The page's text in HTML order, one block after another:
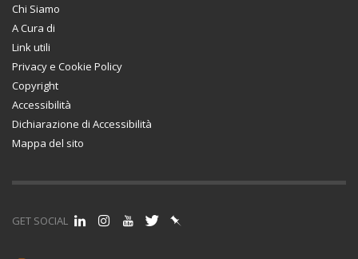
Chi Siamo
A Cura di
Link utili
Privacy e Cookie Policy
Copyright
Accessibilità
Dichiarazione di Accessibilità
Mappa del sito
GET SOCIAL